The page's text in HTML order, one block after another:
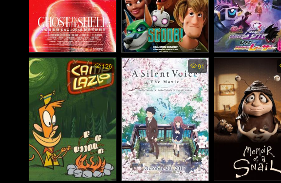
Ghost in the Shell:
SAC_2045 Sustainable
War - โกสต์ อิน เดอะ
เชลล์: SAC_2045:
สงครามเพื่อความยั่งยืน
(2021)
Scoob! - สคูบ! (2020)
Kamen Rider
Trilogy: Another
Part III: Genm vs.
มาสค์ไรเดอร์เอ็กเซด
โลจี้: อนาเธอร์ เอนดิ้
นมุ VS เลเซอร์
126 91